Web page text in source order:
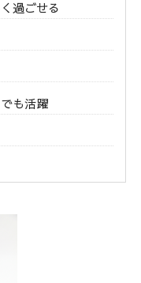
過ごせる
も活躍